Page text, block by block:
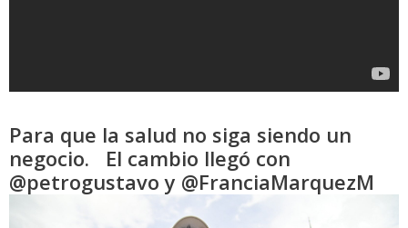
Para que la salud no siga siendo un
negocio. El cambio llegó con
@petrogustavo y @FranciaMarquezM